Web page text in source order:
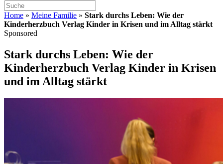
Home » Meine Familie » Stark durchs Leben: Wie der
Kinderherzbuch Verlag Kinder in Krisen und im Alltag stärkt
Sponsored
Stark durchs Leben: Wie der
Kinderherzbuch Verlag Kinder in Krisen
und im Alltag stärkt